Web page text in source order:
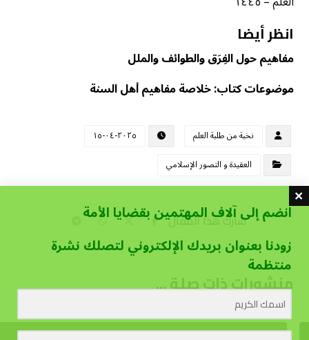
انظر أيضا
مفاهيم حول الفِرَق والطوائف والملل
موضوعات كتاب: خلاصة مفاهيم أهل السنة
نخبة من طلبة العلم
٢٠٢٥-٠٤-١٥
العقيدة و التصور الإسلامي
منشورات ذات صلة ...
انضم إلى آلاف المهتمين بقضايا الأمة
زودنا بعنوان بريدك الإلكتروني لتصلك نشرة
منتظمة